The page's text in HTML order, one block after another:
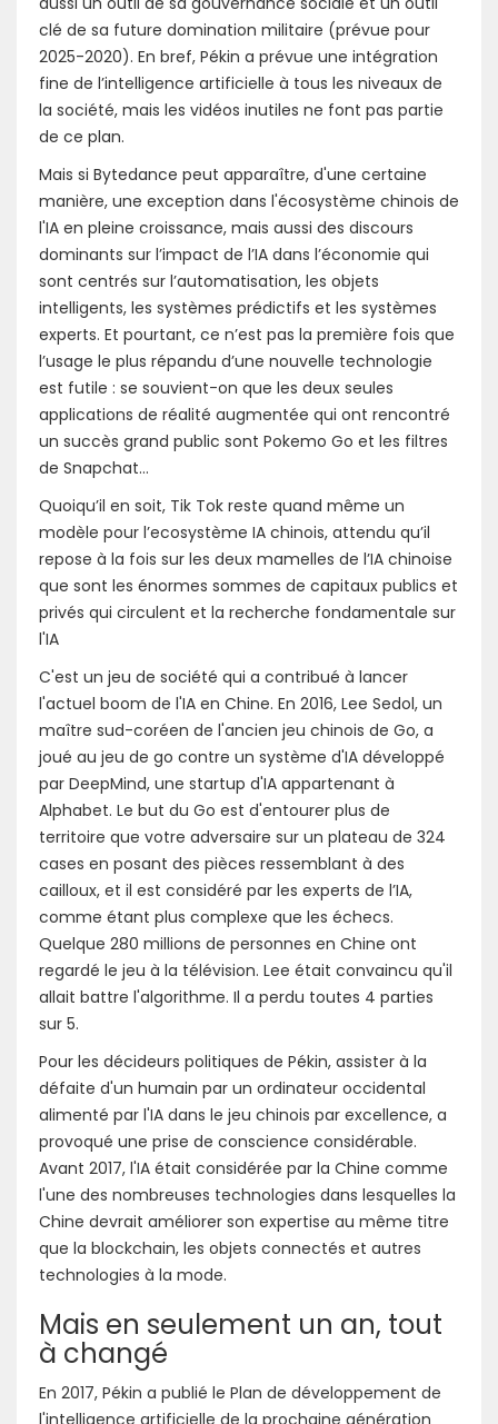
clé de sa future domination militaire (prévue pour
2025-2020). En bref, Pékin a prévue une intégration
fine de l’intelligence artificielle à tous les niveaux de
la société, mais les vidéos inutiles ne font pas partie
de ce plan.
Mais si Bytedance peut apparaître, d'une certaine
manière, une exception dans l'écosystème chinois de
l'IA en pleine croissance, mais aussi des discours
dominants sur l’impact de l’IA dans l’économie qui
sont centrés sur l’automatisation, les objets
intelligents, les systèmes prédictifs et les systèmes
experts. Et pourtant, ce n’est pas la première fois que
l’usage le plus répandu d’une nouvelle technologie
est futile : se souvient-on que les deux seules
applications de réalité augmentée qui ont rencontré
un succès grand public sont Pokemo Go et les filtres
de Snapchat…
Quoiqu’il en soit, Tik Tok reste quand même un
modèle pour l’ecosystème IA chinois, attendu qu’il
repose à la fois sur les deux mamelles de l’IA chinoise
que sont les énormes sommes de capitaux publics et
privés qui circulent et la recherche fondamentale sur
l'IA
C'est un jeu de société qui a contribué à lancer
l'actuel boom de l'IA en Chine. En 2016, Lee Sedol, un
maître sud-coréen de l'ancien jeu chinois de Go, a
joué au jeu de go contre un système d'IA développé
par DeepMind, une startup d'IA appartenant à
Alphabet. Le but du Go est d'entourer plus de
territoire que votre adversaire sur un plateau de 324
cases en posant des pièces ressemblant à des
cailloux, et il est considéré par les experts de l’IA,
comme étant plus complexe que les échecs.
Quelque 280 millions de personnes en Chine ont
regardé le jeu à la télévision. Lee était convaincu qu'il
allait battre l'algorithme. Il a perdu toutes 4 parties
sur 5.
Pour les décideurs politiques de Pékin, assister à la
défaite d'un humain par un ordinateur occidental
alimenté par l'IA dans le jeu chinois par excellence, a
provoqué une prise de conscience considérable.
Avant 2017, l'IA était considérée par la Chine comme
l'une des nombreuses technologies dans lesquelles la
Chine devrait améliorer son expertise au même titre
que la blockchain, les objets connectés et autres
technologies à la mode.
Mais en seulement un an, tout
à changé
En 2017, Pékin a publié le Plan de développement de
l'intelligence artificielle de la prochaine génération